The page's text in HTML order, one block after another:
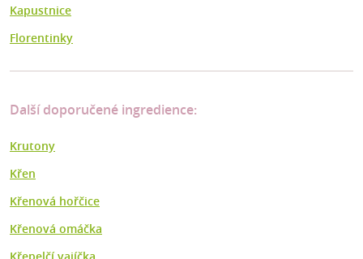
Kapustnice
Florentinky
Další doporučené ingredience:
Krutony
Křen
Křenová hořčice
Křenová omáčka